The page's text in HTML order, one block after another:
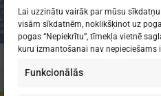
Lai uzzinātu vairāk par mūsu
visām sīkdatnēm, noklikšķinot uz
pogas “Nepiekrītu”, tīmekļa vietnē
kuru izmantošanai nav nepieciešams
Funkcionālās